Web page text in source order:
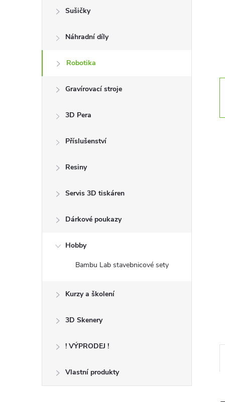
a
n
Sušičky
Náhradní díly
Robotika
Gravírovací stroje
3D Pera
Příslušenství
Resiny
Servis 3D tiskáren
Dárkové poukazy
Hobby
Bambu Lab stavebnicové sety
Kurzy a školení
3D Skenery
! VÝPRODEJ !
Vlastní produkty